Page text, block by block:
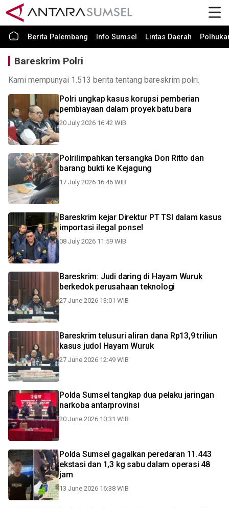
Berita Palembang Info Sumsel Lintas Daerah
Bareskrim Polri
Kami mempunyai 1.513 berita tentang bareskrim polri.
Polri ungkap kasus korupsi pemberian
pembiayaan dalam proyek batu bara
20 July 2026 16:42 WIB
Polrilimpahkan tersangka Don Ritto dan
barang bukti ke Kejagung
17 July 2026 16:46 WIB
Bareskrim kejar Direktur PT TSI dalam kasus
importasi ilegal ponsel
08 July 2026 11:59 WIB
Bareskrim: Judi daring di Hayam Wuruk
berkedok perusahaan teknologi
27 June 2026 13:01 WIB
Bareskrim telusuri aliran dana Rp13,9 triliun
kasus judol Hayam Wuruk
27 June 2026 12:49 WIB
Polda Sumsel tangkap dua pelaku jaringan
narkoba antarprovinsi
20 June 2026 10:31 WIB
Polda Sumsel gagalkan peredaran 11.443
ekstasi dan 1,3 kg sabu dalam operasi 48
jam
13 June 2026 16:38 WIB